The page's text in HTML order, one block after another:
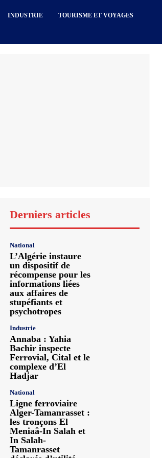
INDUSTRIE TOURISME ET VOYAGES
Derniers articles
National
L’Algérie instaure
un dispositif de
récompense pour les
informations liées
aux affaires de
stupéfiants et
psychotropes
Industrie
Annaba : Yahia
Bachir inspecte
Ferrovial, Cital et le
complexe d’El
Hadjar
National
Ligne ferroviaire
Alger-Tamanrasset :
les tronçons El
Meniaâ-In Salah et
In Salah-
Tamanrasset